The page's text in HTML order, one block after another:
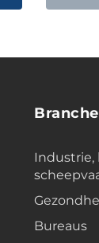
Industrie,
Bureaus